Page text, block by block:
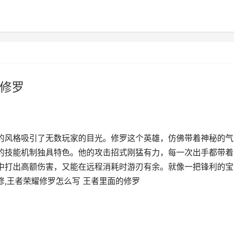
罗
格吸引了无数玩家的目光。修罗这个英雄，仿佛带着神秘的气
能机制独具特色。他的攻击招式刚猛有力，每一次出手都带着
出高额伤害，又能在远程消耗时游刃有余。就像一把锋利的宝
王者荣耀修罗怎么写 王者里面的修罗